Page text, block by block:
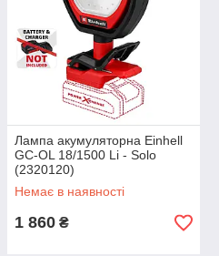
Лампа акумуляторна Einhell
GC-OL 18/1500 Li - Solo
(2320120)
Немає в наявності
1 860 ₴